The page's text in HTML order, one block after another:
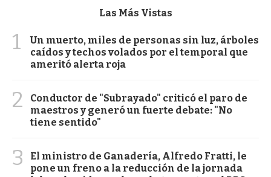
Las Más Vistas
1
Un muerto, miles de personas sin luz, árboles
caídos y techos volados por el temporal que
ameritó alerta roja
2
Conductor de "Subrayado" criticó el paro de
maestros y generó un fuerte debate: "No
tiene sentido"
3
El ministro de Ganadería, Alfredo Fratti, le
pone un freno a la reducción de la jornada